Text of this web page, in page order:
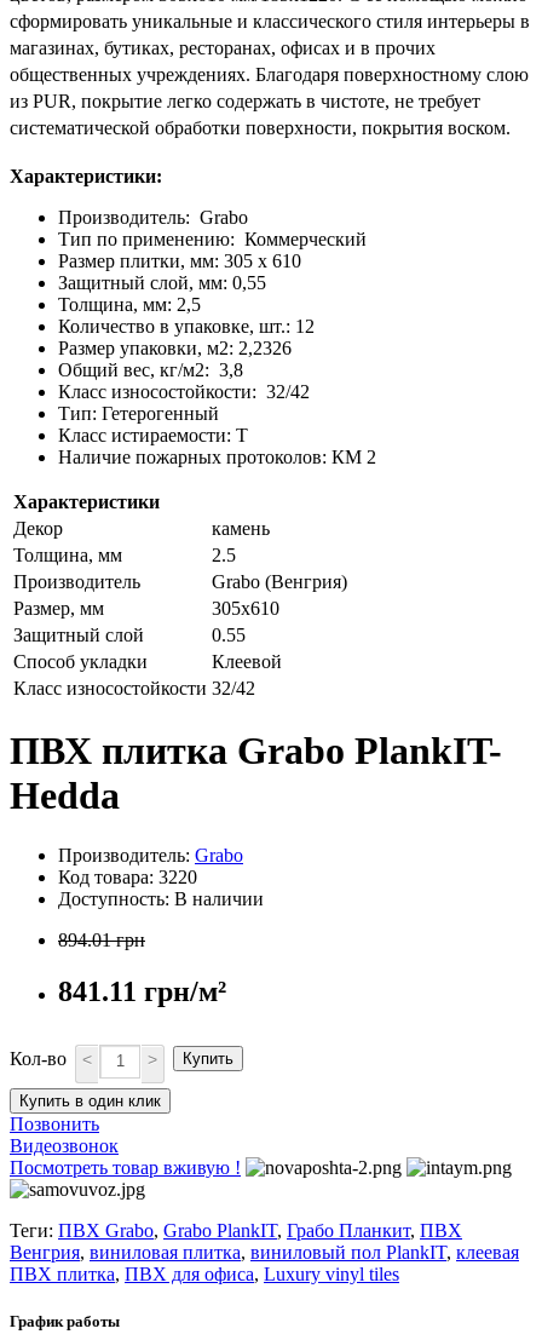
сформировать уникальные и классического стиля интерьеры в
магазинах, бутиках, ресторанах, офисах и в прочих
общественных учреждениях. Благодаря поверхностному слою
из PUR, покрытие легко содержать в чистоте, не требует
систематической обработки поверхности, покрытия воском.
Характеристики:
Производитель: Grabo
Тип по применению: Коммерческий
Размер плитки, мм: 305 х 610
Защитный слой, мм: 0,55
Толщина, мм: 2,5
Количество в упаковке, шт.: 12
Размер упаковки, м2: 2,2326
Общий вес, кг/м2: 3,8
Класс износостойкости: 32/42
Тип: Гетерогенный
Класс истираемости: Т
Наличие пожарных протоколов: КМ 2
Характеристики
Декор
камень
Толщина, мм
2.5
Производитель
Grabo (Венгрия)
Размер, мм
305х610
Защитный слой
0.55
Способ укладки
Клеевой
Класс износостойкости 32/42
ПВХ плитка Grabo PlankIT-
Hedda
Производитель: Grabo
Код товара: 3220
Доступность: В наличии
894.01 грн
841.11 грн/м²
Кол-во < > Купить
Купить в один клик
Позвонить
Видеозвонок
Посмотреть товар вживую !
Теги: ПВХ Grabo, Grabo PlankIT, Грабо Планкит, ПВХ
Венгрия, виниловая плитка, виниловый пол PlankIT, клеевая
ПВХ плитка, ПВХ для офиса, Luxury vinyl tiles
График работы